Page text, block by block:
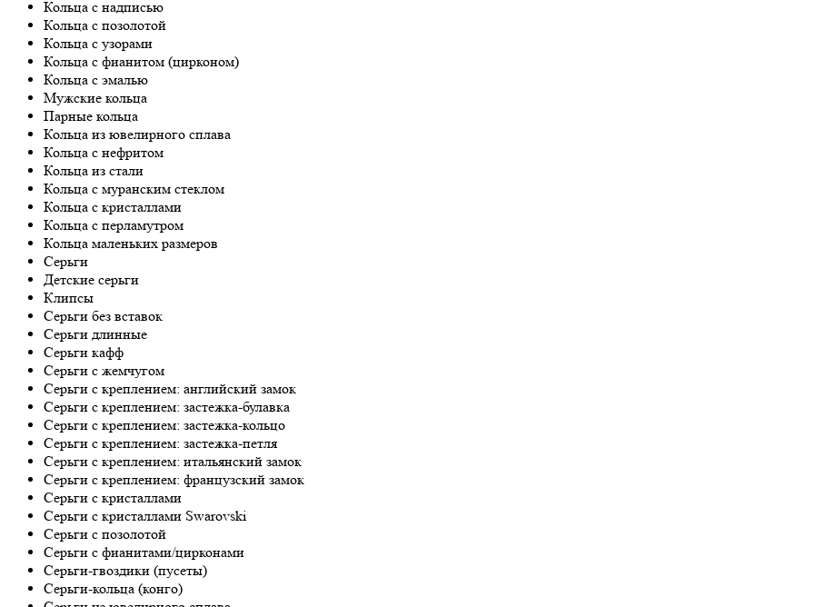
Кольца с надписью
Кольца с позолотой
Кольца с узорами
Кольца с фианитом (цирконом)
Кольца с эмалью
Мужские кольца
Парные кольца
Кольца из ювелирного сплава
Кольца с нефритом
Кольца из стали
Кольца с муранским стеклом
Кольца с кристаллами
Кольца с перламутром
Кольца маленьких размеров
Серьги
Детские серьги
Клипсы
Серьги без вставок
Серьги длинные
Серьги кафф
Серьги с жемчугом
Серьги с креплением: английский замок
Серьги с креплением: застежка-булавка
Серьги с креплением: застежка-кольцо
Серьги с креплением: застежка-петля
Серьги с креплением: итальянский замок
Серьги с креплением: французский замок
Серьги с кристаллами
Серьги с кристаллами Swarovski
Серьги с позолотой
Серьги с фианитами/цирконами
Серьги-гвоздики (пусеты)
Серьги-кольца (конго)